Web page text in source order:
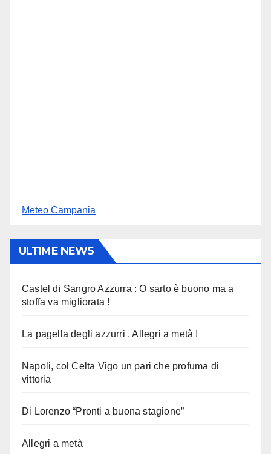
Meteo Campania
ULTIME NEWS
Castel di Sangro Azzurra : O sarto è buono ma a
stoffa va migliorata !
La pagella degli azzurri . Allegri a metà !
Napoli, col Celta Vigo un pari che profuma di
vittoria
Di Lorenzo “Pronti a buona stagione”
Allegri a metà